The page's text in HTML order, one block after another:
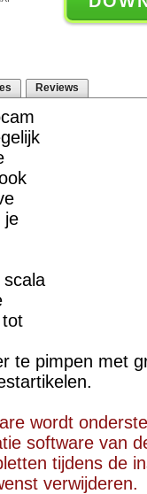
Reviews
je
te pimpen met
wordt
software van
tijdens de
verwijderen.